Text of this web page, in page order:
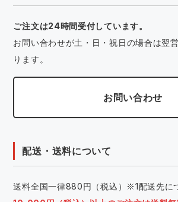
ご注文は24時間受付しています。
お問い合わせが土・日・祝日の場合は翌
ります。
お問い合わせ
配送・送料について
送料全国一律880円（税込）※1配送先に